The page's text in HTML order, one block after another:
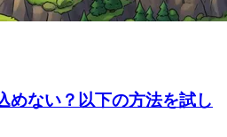
めない？以下の方法を試し